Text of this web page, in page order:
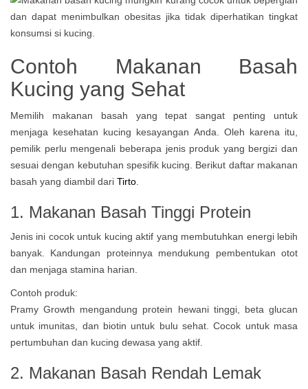
Contoh Makanan Basah
Kucing yang Sehat
Memilih makanan basah yang tepat sangat penting untuk
menjaga kesehatan kucing kesayangan Anda. Oleh karena itu,
pemilik perlu mengenali beberapa jenis produk yang bergizi dan
sesuai dengan kebutuhan spesifik kucing. Berikut daftar makanan
basah yang diambil dari Tirto
1. Makanan Basah Tinggi Protein
Jenis ini cocok untuk kucing aktif yang membutuhkan energi lebih
banyak. Kandungan proteinnya mendukung pembentukan otot
dan menjaga stamina harian.
Contoh produk:
Pramy Growth mengandung protein hewani tinggi, beta glucan
untuk imunitas, dan biotin untuk bulu sehat. Cocok untuk masa
pertumbuhan dan kucing dewasa yang aktif.
2. Makanan Basah Rendah Lemak